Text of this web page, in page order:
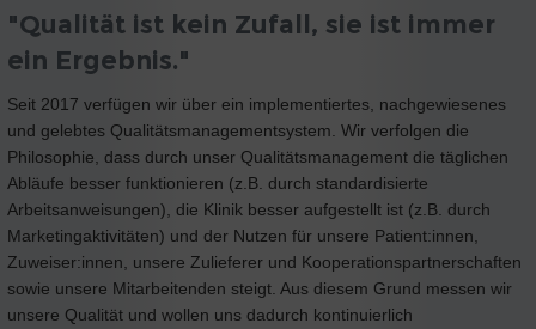
"Qualität ist kein Zufall, sie ist immer
ein Ergebnis."
Seit 2017 verfügen wir über ein implementiertes, nachgewiesenes
und gelebtes Qualitätsmanagementsystem. Wir verfolgen die
Philosophie, dass durch unser Qualitätsmanagement die täglichen
Abläufe besser funktionieren (z.B. durch standardisierte
Arbeitsanweisungen), die Klinik besser aufgestellt ist (z.B. durch
Marketingaktivitäten) und der Nutzen für unsere Patient:innen,
Zuweiser:innen, unsere Zulieferer und Kooperationspartnerschaften
sowie unsere Mitarbeitenden steigt. Aus diesem Grund messen wir
unsere Qualität und wollen uns dadurch kontinuierlich